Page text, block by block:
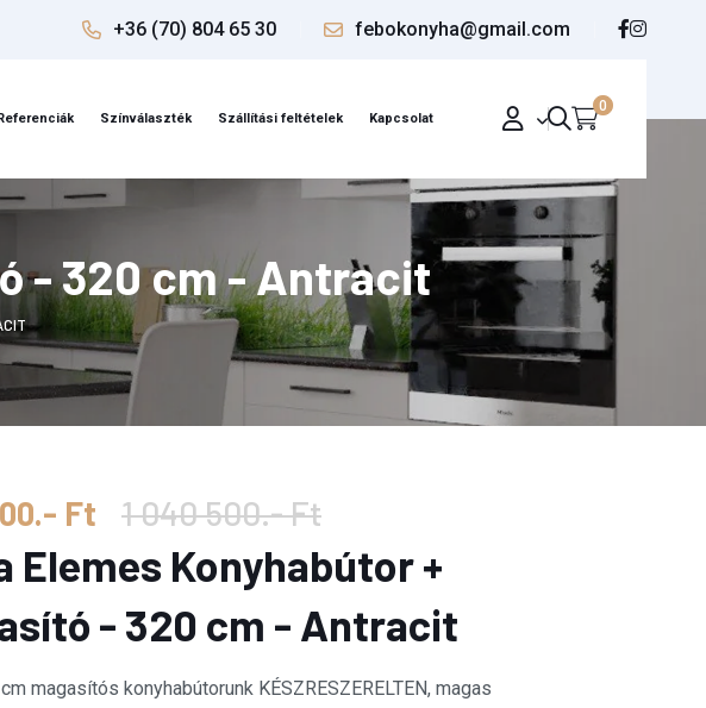
+36 (70) 804 65 30 febokonyha@gmail.com
Színválaszték Szállítási feltételek Kapcsolat
0
- 320 cm - Antracit
Ft 1 040 500.- Ft
Elemes Konyhabútor +
- 320 cm - Antracit
magasítós konyhabútorunk KÉSZRESZERELTEN, magas